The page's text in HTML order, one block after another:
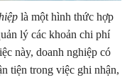
là một hình thức hợp
lý các khoản chi phí
này, doanh nghiệp có
tiện trong việc ghi nhận,